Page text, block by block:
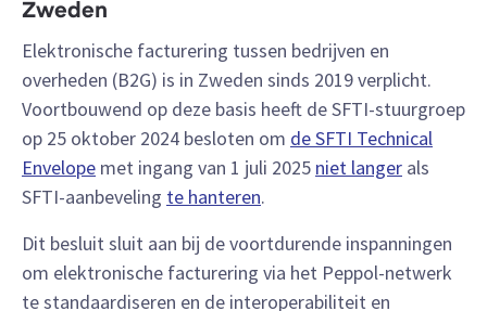
Zweden
Elektronische facturering tussen bedrijven en
overheden (B2G) is in Zweden sinds 2019 verplicht.
Voortbouwend op deze basis heeft de SFTI-stuurgroep
op 25 oktober 2024 besloten om de SFTI Technical
Envelope met ingang van 1 juli 2025 niet langer als
SFTI-aanbeveling te hanteren.
Dit besluit sluit aan bij de voortdurende inspanningen
om elektronische facturering via het Peppol-netwerk
te standaardiseren en de interoperabiliteit en